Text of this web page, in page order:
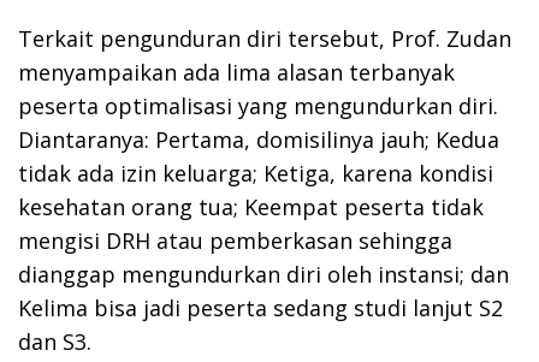
Terkait pengunduran diri tersebut, Prof. Zudan
menyampaikan ada lima alasan terbanyak
peserta optimalisasi yang mengundurkan diri.
Diantaranya: Pertama, domisilinya jauh; Kedua
tidak ada izin keluarga; Ketiga, karena kondisi
kesehatan orang tua; Keempat peserta tidak
mengisi DRH atau pemberkasan sehingga
dianggap mengundurkan diri oleh instansi; dan
Kelima bisa jadi peserta sedang studi lanjut S2
dan S3.